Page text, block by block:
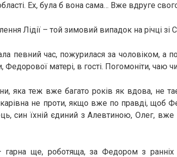
Ех, була б вона сама… Вже вдруге
Лідії – той зимовий випадок на річці зі
певний час, пожурилася за чоловіком, а
Федорової матері, в гості. Погомоніти, чаю
яка теж вже багато років як вдова, не
не проти, якщо вже по правді, щоб
син їхній єдиний з Алевтиною, Олег, вже
ще, роботяща, за Федором з ранніх